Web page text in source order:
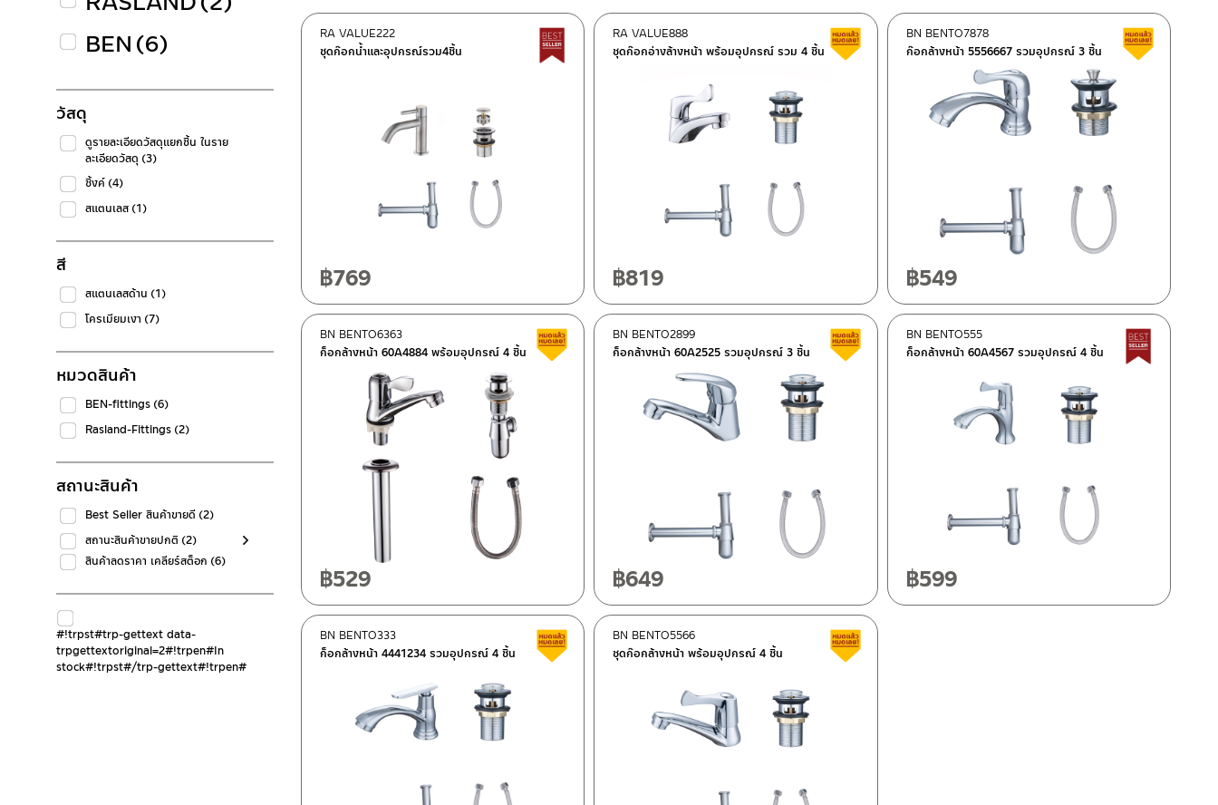
latest#!trpst#/trp-
gettext#!trpen#
ชุดก๊อกน้ำและอุปกรณ์รวม4ชิ้น
RA VALUE222 Best Seller สินค้าขายดี
฿769
ชุดก๊อกอ่างล้างหน้า พร้อมอุปกรณ์ รวม 4 ชิ้น
RA VALUE888 สินค้าลดราคา เคลียร์สต็อก
฿819
ก๊อกล้างหน้า 5556667 รวมอุปกรณ์ 3 ชิ้น
BN BENTO7878
฿549
ก็อกล้างหน้า 60A4884 พร้อมอุปกรณ์ 4 ชิ้น
BN BENTO6363 สินค้าลดราคา เคลียร์สต็อก
฿529
ก็อกล้างหน้า 60A2525 รวมอุปกรณ์ 3 ชิ้น
BN BENTO2899 สินค้าลดราคา เคลียร์สต็อก
฿649
ก็อกล้างหน้า 60A4567 รวมอุปกรณ์ 4 ชิ้น
BN BENTO555
฿599
ก็อกล้างหน้า 4441234 รวมอุปกรณ์ 4 ชิ้น
BN BENTO333 สินค้าลดราคา เคลียร์สต็อก
ชุดก๊อกล้างหน้า พร้อมอุปกรณ์ 4 ชิ้น
BN BENTO5566
BEN(6)
วัสดุ
ดูรายละเอียดวัสดุแยกชิ้น ในราย
ละเอียดวัสดุ (3)
ซิ้งค์ (4)
สแตนเลส (1)
สี
สแตนเลสด้าน (1)
โครเมียมเงา (7)
หมวดสินค้า
BEN-fittings (6)
Rasland-Fittings (2)
สถานะสินค้า
Best Seller สินค้าขายดี (2)
สถานะสินค้าขายปกติ (2)
สินค้าลดราคา เคลียร์สต็อก (6)
#!trpst#trp-gettext data-
trpgettextoriginal=2#!trpen#In
stock#!trpst#/trp-gettext#!trpen#